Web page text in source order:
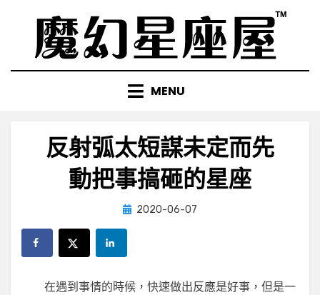
content
MENU
反射弧太短謀未定而先
動把事搞砸的星座
by小編
Posted
2020-06-07
在遇到事情的時候，快速做出反應是好事，但是一